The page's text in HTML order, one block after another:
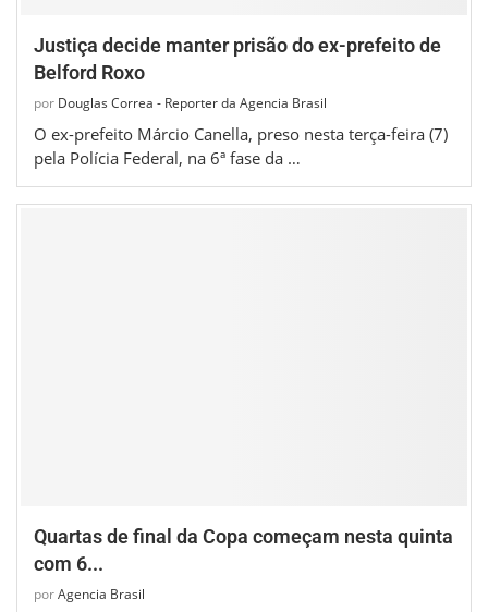
Justiça decide manter prisão do ex-prefeito de
Belford Roxo
por Douglas Correa - Reporter da Agencia Brasil
O ex-prefeito Márcio Canella, preso nesta terça-feira (7)
pela Polícia Federal, na 6ª fase da …
Quartas de final da Copa começam nesta quinta
com 6...
porAgencia Brasil